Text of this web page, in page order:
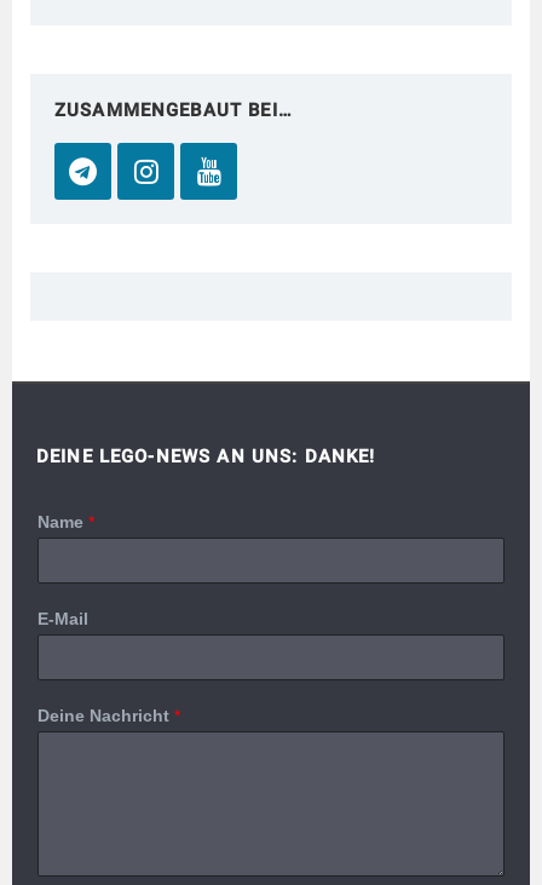
ZUSAMMENGEBAUT BEI…
DEINE LEGO-NEWS AN UNS: DANKE!
Name *
E-Mail
Deine Nachricht *